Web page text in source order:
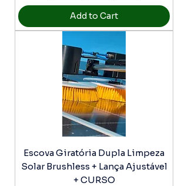
Add to Cart
Escova Giratória Dupla Limpeza
Solar Brushless + Lança Ajustável
+ CURSO